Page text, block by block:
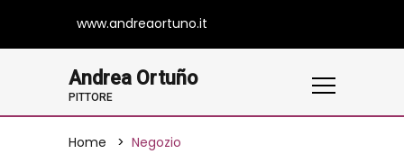
www.andreaortuno.it
Andrea Ortuño
PITTORE
Home Negozio